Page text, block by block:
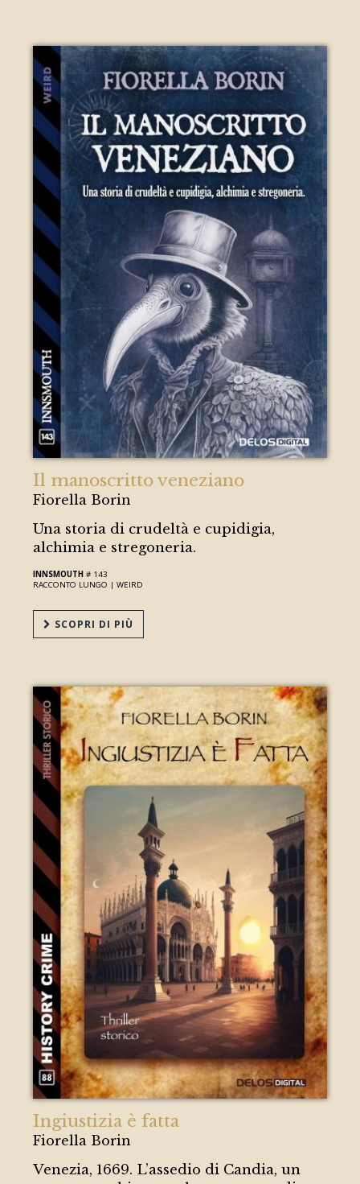
Il manoscritto veneziano
Fiorella Borin
Una storia di crudeltà e cupidigia,
alchimia e stregoneria.
INNSMOUTH # 143
RACCONTO LUNGO |WEIRD
SCOPRI DI PIÙ
Ingiustizia è fatta
Fiorella Borin
Venezia, 1669. L’assedio di Candia, un